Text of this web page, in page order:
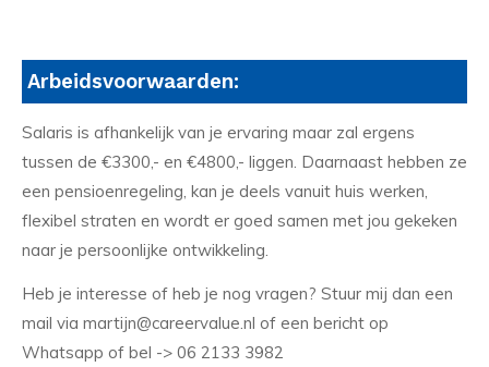
Arbeidsvoorwaarden:
Salaris is afhankelijk van je ervaring maar zal ergens
tussen de €3300,- en €4800,- liggen. Daarnaast hebben ze
een pensioenregeling, kan je deels vanuit huis werken,
flexibel straten en wordt er goed samen met jou gekeken
naar je persoonlijke ontwikkeling.
Heb je interesse of heb je nog vragen? Stuur mij dan een
mail via martijn@careervalue.nl of een bericht op
Whatsapp of bel -> 06 2133 3982